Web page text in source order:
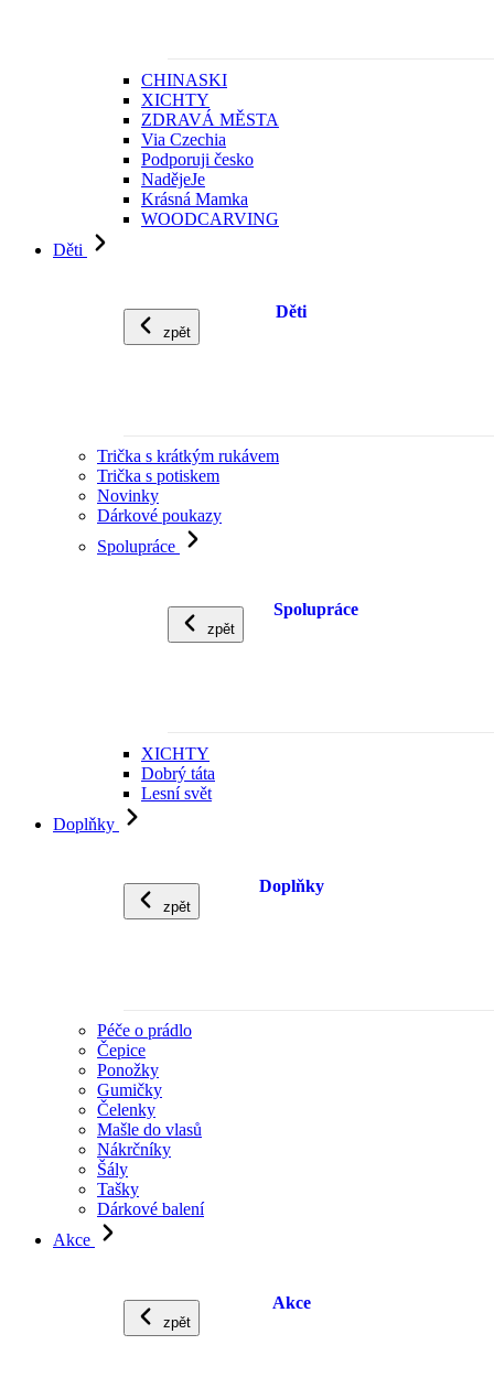
CHINASKI
XICHTY
ZDRAVÁ MĚSTA
Via Czechia
Podporuji česko
NadějeJe
Krásná Mamka
WOODCARVING
Děti
zpět
Děti
Trička s krátkým rukávem
Trička s potiskem
Novinky
Dárkové poukazy
Spolupráce
zpět
Spolupráce
XICHTY
Dobrý táta
Lesní svět
Doplňky
zpět
Doplňky
Péče o prádlo
Čepice
Ponožky
Gumičky
Čelenky
Mašle do vlasů
Nákrčníky
Šály
Tašky
Dárkové balení
Akce
zpět
Akce